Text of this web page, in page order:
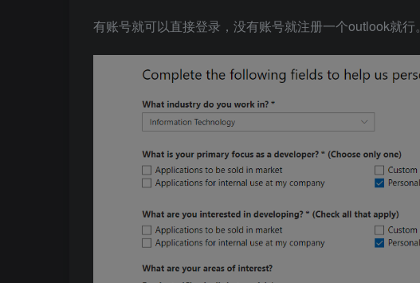
有账号就可以直接登录，没有账号就注册一个outlook就行。